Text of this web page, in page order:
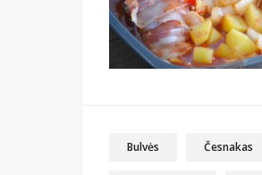
Bulvės Česnakas